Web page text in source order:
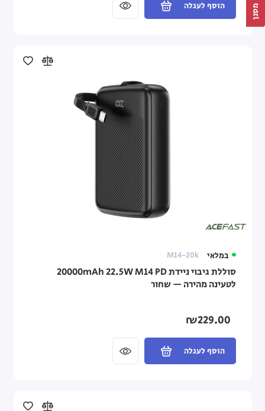
מסנן הוסף לעגלה
במלאי M14-20k
סוללת גיבוי ניידת M14 PD ‏22.5W ‏20000mAh
לטעינה מהירה — שחור
₪229.00
הוסף לעגלה